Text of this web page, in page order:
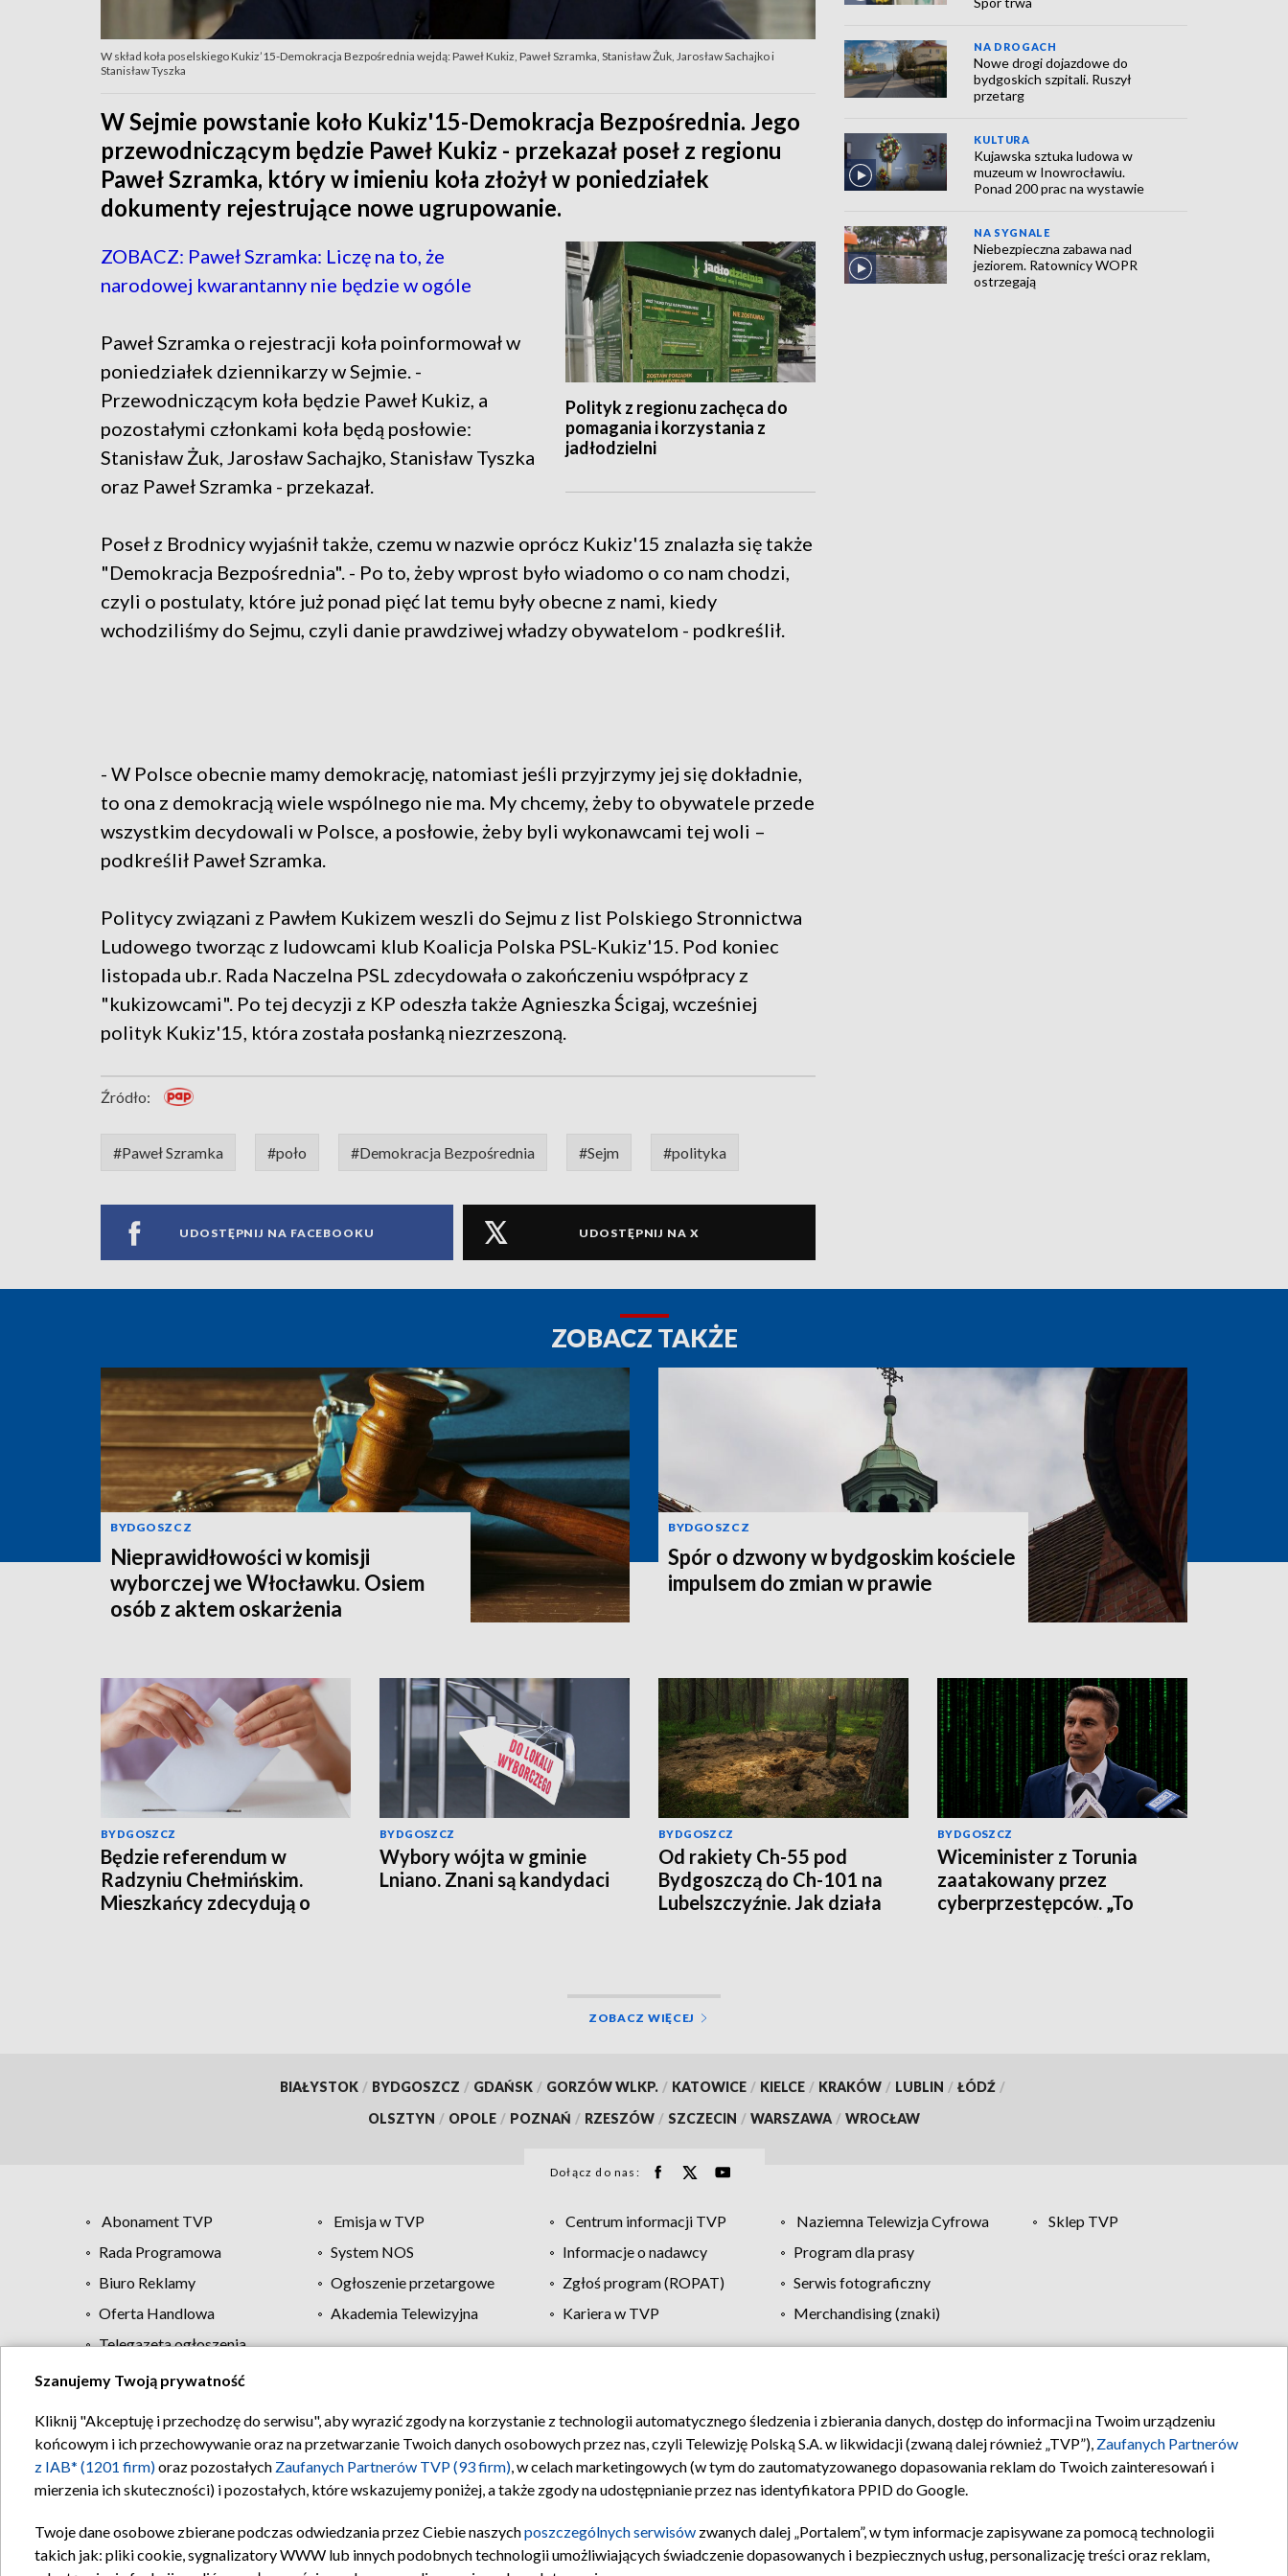
W skład koła poselskiego Kukiz’15-Demokracja Bezpośrednia wejdą: Paweł Kukiz, Paweł Szramka, Stanisław Żuk, Jarosław Sachajko i
Stanisław Tyszka
W Sejmie powstanie koło Kukiz'15-Demokracja Bezpośrednia. Jego
przewodniczącym będzie Paweł Kukiz - przekazał poseł z regionu
Paweł Szramka, który w imieniu koła złożył w poniedziałek
dokumenty rejestrujące nowe ugrupowanie.
Polityk z regionu zachęca do
pomagania i korzystania z
jadłodzielni
ZOBACZ: Paweł Szramka: Liczę na to, że
narodowej kwarantanny nie będzie w ogóle
Paweł Szramka o rejestracji koła poinformował w
poniedziałek dziennikarzy w Sejmie. -
Przewodniczącym koła będzie Paweł Kukiz, a
pozostałymi członkami koła będą posłowie:
Stanisław Żuk, Jarosław Sachajko, Stanisław Tyszka
oraz Paweł Szramka - przekazał.
Poseł z Brodnicy wyjaśnił także, czemu w nazwie oprócz Kukiz'15 znalazła się także
"Demokracja Bezpośrednia". - Po to, żeby wprost było wiadomo o co nam chodzi,
czyli o postulaty, które już ponad pięć lat temu były obecne z nami, kiedy
wchodziliśmy do Sejmu, czyli danie prawdziwej władzy obywatelom - podkreślił.
- W Polsce obecnie mamy demokrację, natomiast jeśli przyjrzymy jej się dokładnie,
to ona z demokracją wiele wspólnego nie ma. My chcemy, żeby to obywatele przede
wszystkim decydowali w Polsce, a posłowie, żeby byli wykonawcami tej woli –
podkreślił Paweł Szramka.
Politycy związani z Pawłem Kukizem weszli do Sejmu z list Polskiego Stronnictwa
Ludowego tworząc z ludowcami klub Koalicja Polska PSL-Kukiz'15. Pod koniec
listopada ub.r. Rada Naczelna PSL zdecydowała o zakończeniu współpracy z
"kukizowcami". Po tej decyzji z KP odeszła także Agnieszka Ścigaj, wcześniej
polityk Kukiz'15, która została posłanką niezrzeszoną.
Źródło:
#Paweł Szramka #poło #Demokracja Bezpośrednia #Sejm #polityka
UDOSTĘPNIJ NA FACEBOOKU UDOSTĘPNIJ NA X
NA DROGACH
Nowe drogi dojazdowe do
bydgoskich szpitali. Ruszył
przetarg
KULTURA
Kujawska sztuka ludowa w
muzeum w Inowrocławiu.
Ponad 200 prac na wystawie
NA SYGNALE
Niebezpieczna zabawa nad
jeziorem. Ratownicy WOPR
ostrzegają
ZOBACZ TAKŻE
BYDGOSZCZ
Nieprawidłowości w komisji
wyborczej we Włocławku. Osiem
osób z aktem oskarżenia
BYDGOSZCZ
Spór o dzwony w bydgoskim kościele
impulsem do zmian w prawie
BYDGOSZCZ
Będzie referendum w
Radzyniu Chełmińskim.
Mieszkańcy zdecydują o
BYDGOSZCZ
Wybory wójta w gminie
Lniano. Znani są kandydaci
BYDGOSZCZ
Od rakiety Ch-55 pod
Bydgoszczą do Ch-101 na
Lubelszczyźnie. Jak działa
BYDGOSZCZ
Wiceminister z Torunia
zaatakowany przez
cyberprzestępców. „To
ZOBACZ WIĘCEJ
BIAŁYSTOK / BYDGOSZCZ / GDAŃSK / GORZÓW WLKP. / KATOWICE / KIELCE / KRAKÓW / LUBLIN / ŁÓDŹ /
OLSZTYN / OPOLE / POZNAŃ / RZESZÓW / SZCZECIN / WARSZAWA / WROCŁAW
Dołącz do nas:
Abonament TVP Emisja w TVP Centrum informacji TVP Naziemna Telewizja Cyfrowa
Sklep TVP
Rada Programowa
System NOS Informacje o nadawcy
Program dla prasy
Biuro Reklamy
Ogłoszenie przetargowe Zgłoś program (ROPAT)
Serwis fotograficzny
Oferta Handlowa
Akademia Telewizyjna Kariera w TVP
Merchandising (znaki)
Telegazeta ogłoszenia
Regulamin TVP Polityka prywatności Moje zgody Pomoc Biuro reklamy Kontakt
Szanujemy Twoją prywatność
Kliknij "Akceptuję i przechodzę do serwisu", aby wyrazić zgody na korzystanie z technologii automatycznego śledzenia i zbierania danych, dostęp do informacji na Twoim urządzeniu
końcowym i ich przechowywanie oraz na przetwarzanie Twoich danych osobowych przez nas, czyli Telewizję Polską S.A. w likwidacji (zwaną dalej również „TVP”), Zaufanych Partnerów
z IAB* (1201 firm)oraz pozostałych Zaufanych Partnerów TVP (93 firm), w celach marketingowych (w tym do zautomatyzowanego dopasowania reklam do Twoich zainteresowań i
mierzenia ich skuteczności) i pozostałych, które wskazujemy poniżej, a także zgody na udostępnianie przez nas identyfikatora PPID do Google.
Twoje dane osobowe zbierane podczas odwiedzania przez Ciebie naszychposzczególnych serwisów zwanych dalej „Portalem”, w tym informacje zapisywane za pomocą technologii
takich jak: pliki cookie, sygnalizatory WWW lub innych podobnych technologii umożliwiających świadczenie dopasowanych i bezpiecznych usług, personalizację treści oraz reklam,